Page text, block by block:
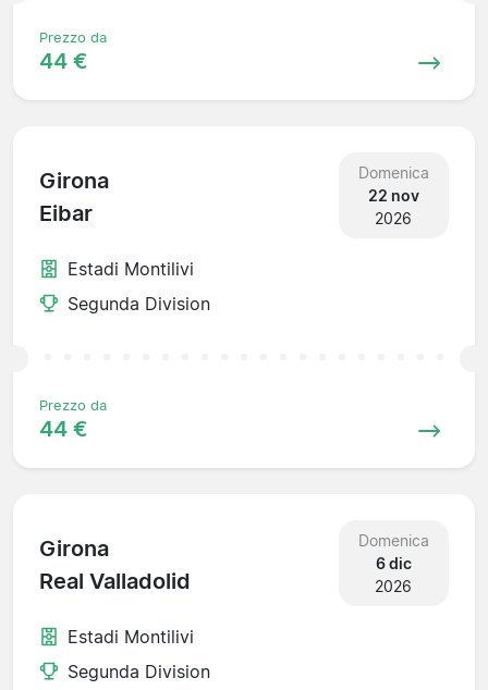
Prezzo da
44 €
Girona
Eibar
Domenica
22 nov
2026
Estadi Montilivi
Segunda Division
Prezzo da
44 €
Girona
Real Valladolid
Domenica
6 dic
2026
Estadi Montilivi
Segunda Division